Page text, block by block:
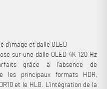
d'image et dalle OLED
sur une dalle OLED 4K 120 Hz
grâce à l’absence de
les principaux formats HDR,
et le HLG. L’intégration de la